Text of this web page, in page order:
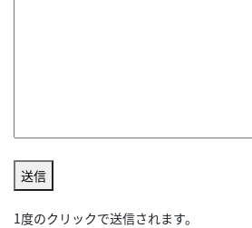
送信
1度のクリックで送信されます。